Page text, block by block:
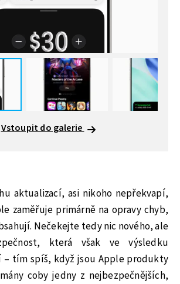
Vstoupit do galerie
aktualizací, asi nikoho nepřekvapí,
zaměřuje primárně na opravy chyb,
Nečekejte tedy nic nového, ale
která však ve výsledku
– tím spíš, když jsou Apple produkty
coby jedny z nejbezpečnějších,